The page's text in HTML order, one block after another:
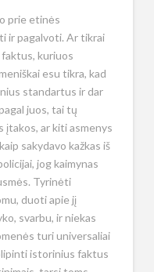
prie etinės
ir pagalvoti. Ar tikrai
kuriuos
esu tikra, kad
standartus ir dar
juos, tai tų
įtakos, ar kiti asmenys
sakydavo kažkas iš
jog kaimynas
Tyrinėti
duoti apie jį
svarbu, ir niekas
turi universaliai
istorinius faktus